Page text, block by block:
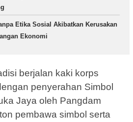
Etika Sosial Akibatkan Kerusakan
Ekonomi
berjalan kaki korps
penyerahan Simbol
Jaya oleh Pangdam
pembawa simbol serta